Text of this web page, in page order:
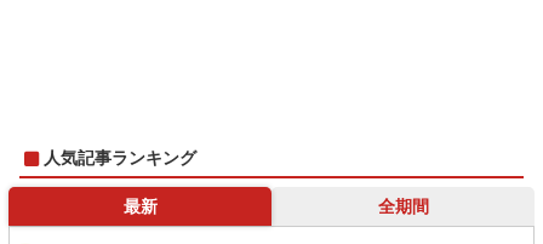
人気記事ランキング
最新 全期間